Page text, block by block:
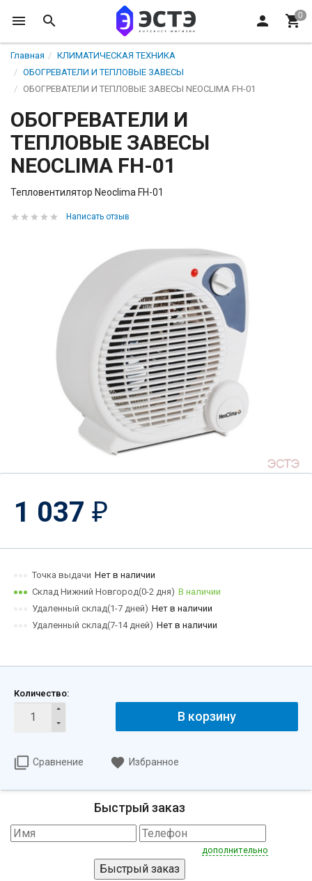
Главная
КЛИМАТИЧЕСКАЯ ТЕХНИКА
ОБОГРЕВАТЕЛИ И ТЕПЛОВЫЕ ЗАВЕСЫ
ОБОГРЕВАТЕЛИ И ТЕПЛОВЫЕ ЗАВЕСЫ NEOCLIMA FH-01
ОБОГРЕВАТЕЛИ И
ТЕПЛОВЫЕ ЗАВЕСЫ
NEOCLIMA FH-01
Тепловентилятор Neoclima FH-01
Написать отзыв
1 037 ₽
Точка выдачи Нет в наличии
Склад Нижний Новгород(0-2 дня) В наличии
Удаленный склад(1-7 дней) Нет в наличии
Удаленный склад(7-14 дней) Нет в наличии
Количество:
В корзину
Сравнение Избранное
Быстрый заказ
дополнительно